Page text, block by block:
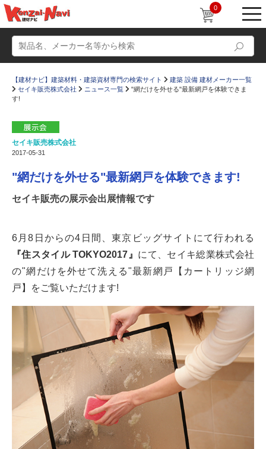
0
動画
かたなび コラム
お気に入り
【建材ナビ】建築材料・建築資材専門の検索サイト
建築 設備 建材メーカー一覧
セイキ販売株式会社
ニュース一覧
"網だけを外せる"最新網戸を体験できま
す!
セイキ販売株式会社
2017-05-31
"網だけを外せる"最新網戸を体験できます!
セイキ販売の展示会出展情報です
6月8日からの4日間、東京ビッグサイトにて行われる
『住スタイル TOKYO2017』 にて、セイキ総業株式会社
の"網だけを外せて洗える"最新網戸【カートリッジ網
戸】をご覧いただけます!